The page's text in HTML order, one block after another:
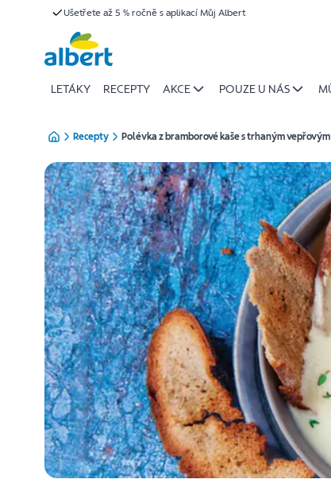
Ušetřete až 5 % ročně s aplikací Můj Albert
LETÁKY RECEPTY AKCE POUZE U NÁS
Recepty Polévka z bramborové kaše s trhaným vepřovým